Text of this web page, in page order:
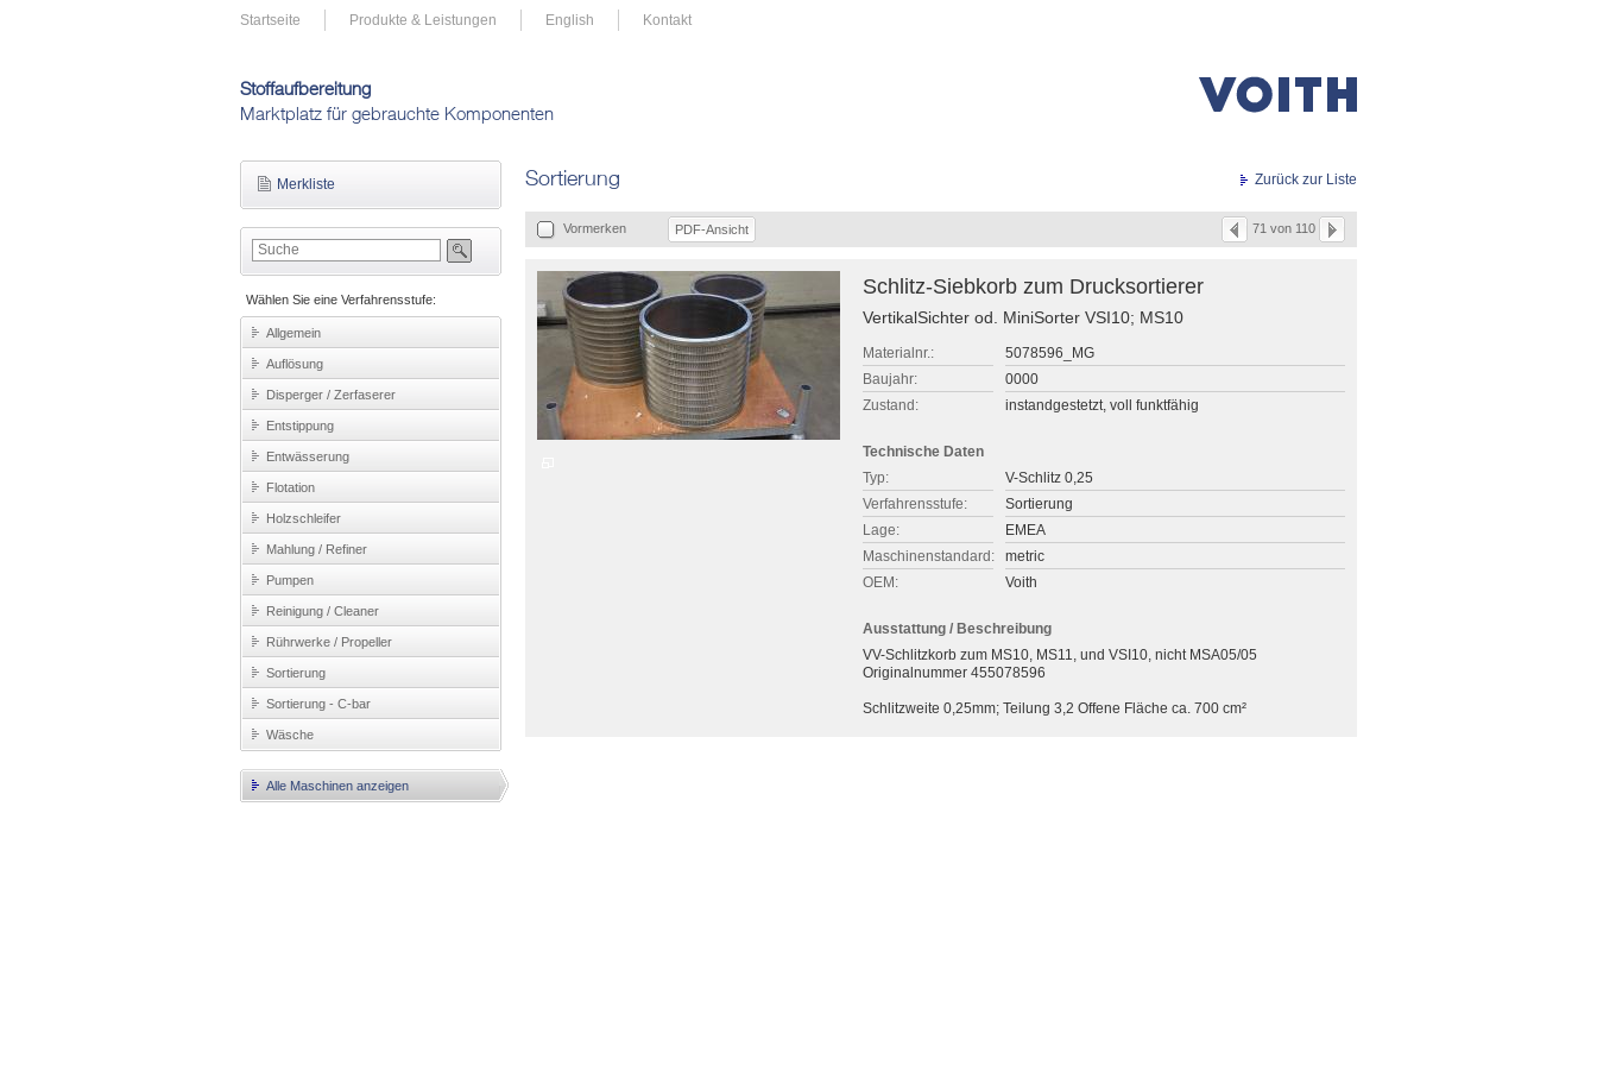
Startseite Produkte & Leistungen English Kontakt
Stoffaufbereitung
Marktplatz für gebrauchte Komponenten
Merkliste
Wählen Sie eine Verfahrensstufe:
Allgemein
Auflösung
Disperger / Zerfaserer
Entstippung
Entwässerung
Flotation
Holzschleifer
Mahlung / Refiner
Pumpen
Reinigung / Cleaner
Rührwerke / Propeller
Sortierung
Sortierung - C-bar
Wäsche
Alle Maschinen anzeigen
Sortierung Zurück zur Liste
Vormerken PDF-Ansicht 71 von 110
Schlitz-Siebkorb zum Drucksortierer
VertikalSichter od. MiniSorter VSI10; MS10
Materialnr.:
5078596_MG
Baujahr:
0000
Zustand:
instandgestetzt, voll funktfähig
Technische Daten
Typ:
V-Schlitz 0,25
Verfahrensstufe:
Sortierung
Lage:
EMEA
Maschinenstandard:
metric
OEM:
Voith
Ausstattung / Beschreibung
VV-Schlitzkorb zum MS10, MS11, und VSI10, nicht MSA05/05
Originalnummer 455078596
Schlitzweite 0,25mm; Teilung 3,2 Offene Fläche ca. 700 cm²